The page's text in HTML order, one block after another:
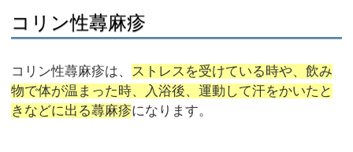
コリン性蕁麻疹
コリン性蕁麻疹は、 ストレスを受けている時や、飲み
物で体が温まった時、入浴後、運動して汗をかいたと
きなどに出る蕁麻疹になります。